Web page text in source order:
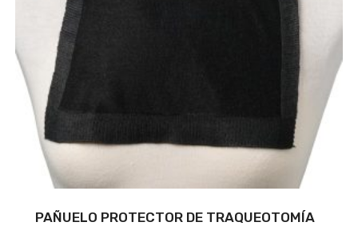
PAÑUELO PROTECTOR DE TRAQUEOTOMÍA